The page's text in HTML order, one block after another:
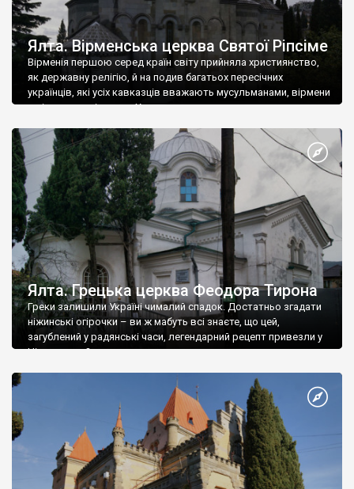
Ялта. Вірменська церква Святої Ріпсіме
Вірменія першою серед країн світу прийняла християнство,
як державну релігію, й на подив багатьох пересічних
українців, які усіх кавказців вважають мусульманами, вірмени
є відданими вірянами Христа
Ялта. Грецька церква Феодора Тирона
Греки залишили Україні чималий спадок. Достатньо згадати
ніжинські огірочки – ви ж мабуть всі знаєте, що цей,
загублений у радянські часи, легендарний рецепт привезли у
Ніжин греки?